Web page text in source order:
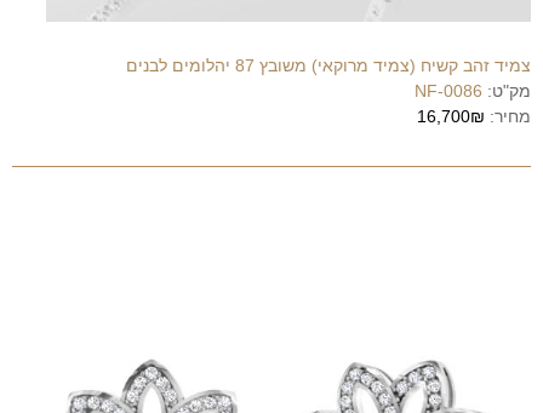
צמיד זהב קשיח (צמיד מרוקאי) משובץ 87 יהלומים לבנים
מק"ט: NF-0086
מחיר: 16,700₪